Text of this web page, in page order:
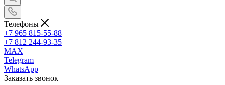
Телефоны
+7 965 815-55-88
+7 812 244-93-35
MAX
Telegram
WhatsApp
Заказать звонок